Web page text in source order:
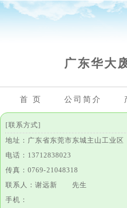
广东华大
首 页 公司简介
[联系方式]
地址：广东省东莞市东城主山工业区
电话：13712838023
传真：0769-21048318
联系人：谢远新 先生
手机：